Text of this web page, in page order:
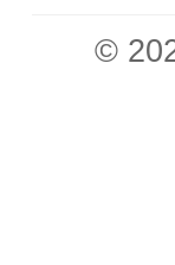
©